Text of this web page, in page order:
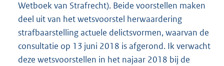
Wetboek van Strafrecht). Beide voorstellen maken
deel uit van het wetsvoorstel herwaardering
strafbaarstelling actuele delictsvormen, waarvan de
consultatie op 13 juni 2018 is afgerond. Ik verwacht
deze wetsvoorstellen in het najaar 2018 bij de